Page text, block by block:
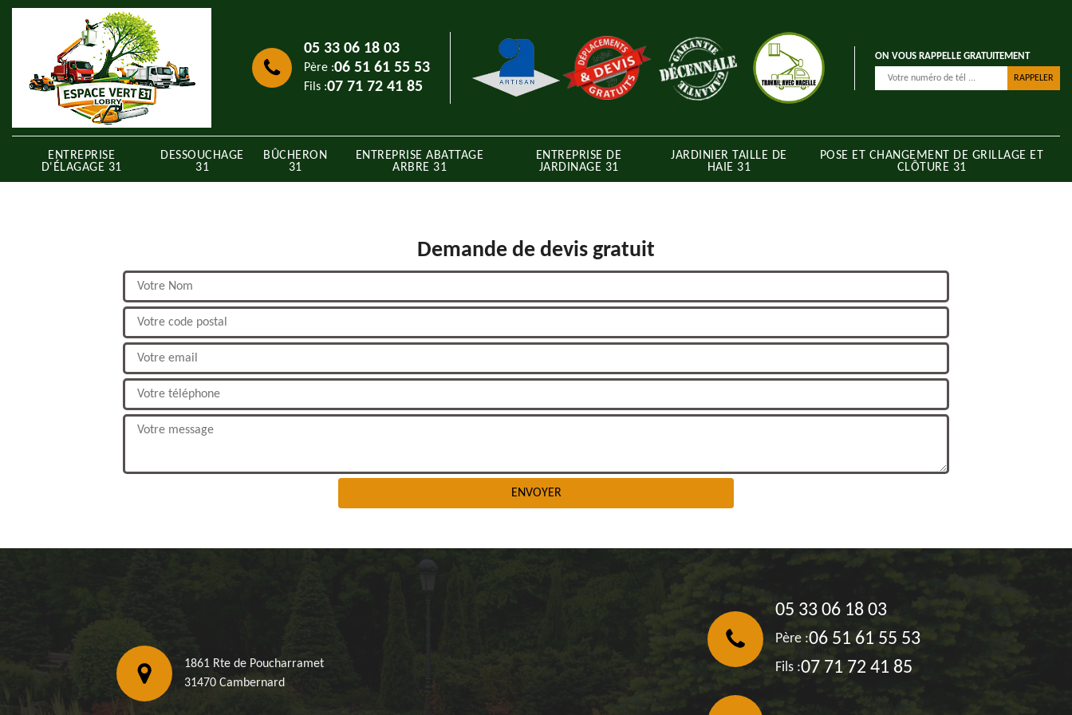
05 33 06 18 03
Père :06 51 61 55 53
Fils :07 71 72 41 85
ON VOUS RAPPELLE GRATUITEMENT
ENTREPRISE
D'ÉLAGAGE 31
DESSOUCHAGE
31
BÛCHERON
31
ENTREPRISE ABATTAGE
ARBRE 31
ENTREPRISE DE
JARDINAGE 31
JARDINIER TAILLE DE
HAIE 31
POSE ET CHANGEMENT DE GRILLAGE ET
CLÔTURE 31
Demande de devis gratuit
1861 Rte de Poucharramet
31470 Cambernard
05 33 06 18 03
Père :06 51 61 55 53
Fils :07 71 72 41 85